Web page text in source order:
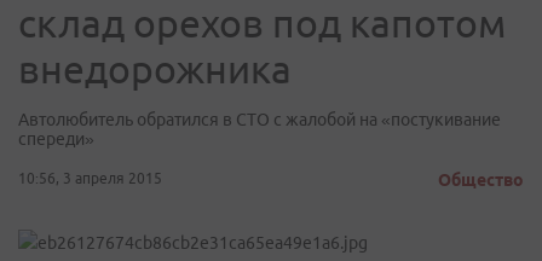
склад орехов под капотом
внедорожника
Автолюбитель обратился в СТО с жалобой на «постукивание
спереди»
10:56, 3 апреля 2015 Общество